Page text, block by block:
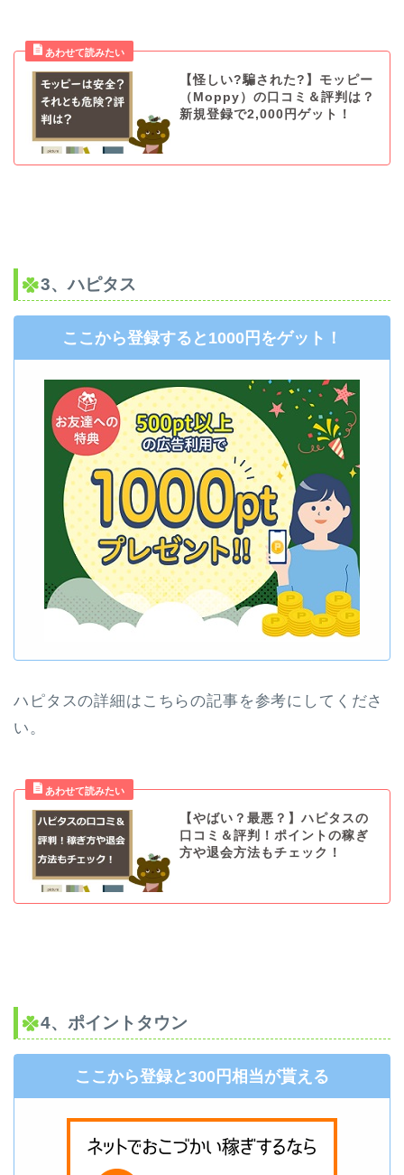
【怪しい?騙された?】モッピー
（Moppy）の口コミ＆評判は？
新規登録で2,000円ゲット！
3、ハピタス
ここから登録すると1000円をゲット！
ハピタスの詳細はこちらの記事を参考にしてくださ
い。
【やばい？最悪？】ハピタスの
口コミ＆評判！ポイントの稼ぎ
方や退会方法もチェック！
4、ポイントタウン
ここから登録と300円相当が貰える